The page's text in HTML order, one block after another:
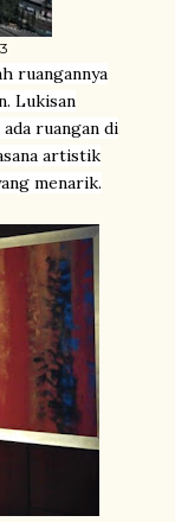
ruangannya
Lukisan
ruangan di
artistik
menarik.